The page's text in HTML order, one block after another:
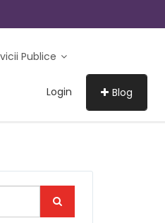
Publice
Login Blog